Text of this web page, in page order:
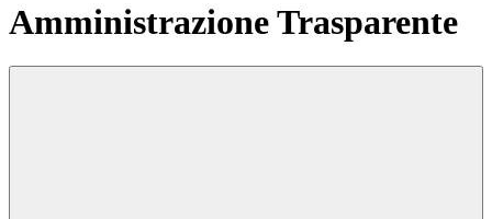
Amministrazione Trasparente